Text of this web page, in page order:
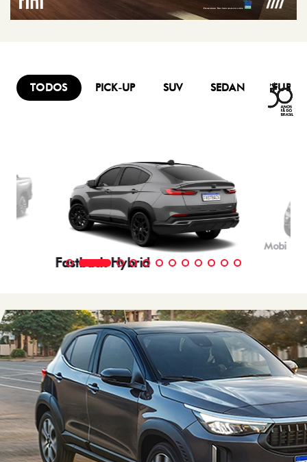
TODOS PICK-UP SUV SEDAN
Fastback Hybrid
Mobi